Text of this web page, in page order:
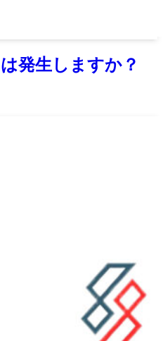
発生しますか？